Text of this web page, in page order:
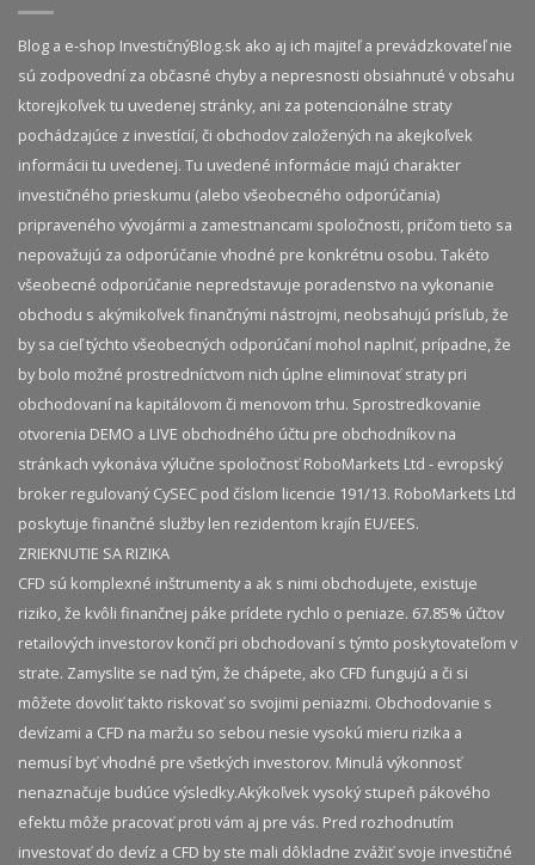
Blog a e-shop InvestičnýBlog.sk ako aj ich majiteľ a prevádzkovateľ nie
sú zodpovední za občasné chyby a nepresnosti obsiahnuté v obsahu
ktorejkoľvek tu uvedenej stránky, ani za potencionálne straty
pochádzajúce z investícií, či obchodov založených na akejkoľvek
informácii tu uvedenej. Tu uvedené informácie majú charakter
investičného prieskumu (alebo všeobecného odporúčania)
pripraveného vývojármi a zamestnancami spoločnosti, pričom tieto sa
nepovažujú za odporúčanie vhodné pre konkrétnu osobu. Takéto
všeobecné odporúčanie nepredstavuje poradenstvo na vykonanie
obchodu s akýmikoľvek finančnými nástrojmi, neobsahujú prísľub, že
by sa cieľ týchto všeobecných odporúčaní mohol naplniť, prípadne, že
by bolo možné prostredníctvom nich úplne eliminovať straty pri
obchodovaní na kapitálovom či menovom trhu. Sprostredkovanie
otvorenia DEMO a LIVE obchodného účtu pre obchodníkov na
stránkach vykonáva výlučne spoločnosť RoboMarkets Ltd - evropský
broker regulovaný CySEC pod číslom licencie 191/13. RoboMarkets Ltd
poskytuje finančné služby len rezidentom krajín EU/EES.
ZRIEKNUTIE SA RIZIKA
CFD sú komplexné inštrumenty a ak s nimi obchodujete, existuje
riziko, že kvôli finančnej páke prídete rychlo o peniaze. 67.85% účtov
retailových investorov končí pri obchodovaní s týmto poskytovateľom v
strate. Zamyslite se nad tým, že chápete, ako CFD fungujú a či si
môžete dovoliť takto riskovať so svojimi peniazmi. Obchodovanie s
devízami a CFD na maržu so sebou nesie vysokú mieru rizika a
nemusí byť vhodné pre všetkých investorov. Minulá výkonnosť
nenaznačuje budúce výsledky.​ Akýkoľvek vysoký stupeň pákového
efektu môže pracovať proti vám aj pre vás. Pred rozhodnutím
investovať do devíz a CFD by ste mali dôkladne zvážiť svoje investičné